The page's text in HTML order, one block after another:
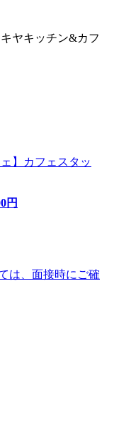
ヤキッチン&カフ
】カフェスタッ
円
は、面接時にご確